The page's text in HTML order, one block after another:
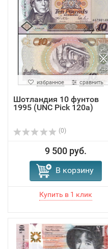
избранное сравнить
Шотландия 10 фунтов
1995 (UNC Pick 120a)
(0)
9 500 руб.
В корзину